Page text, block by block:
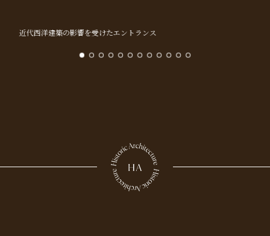
近代西洋建築の影響を受けたエントランス